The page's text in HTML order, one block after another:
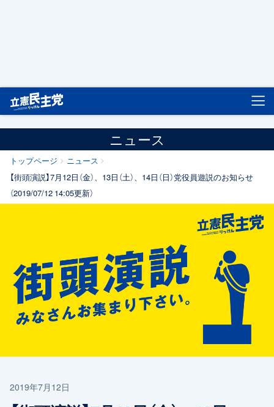
ニュース
トップページ
ニュース
【街頭演説】7月12日（金）、13日（土）、14日（日）党役員遊説のお知らせ
（2019/07/12 14:05更新）
2019年7月12日